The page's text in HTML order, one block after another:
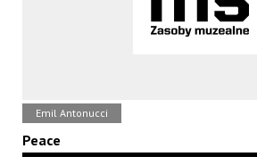
Emil Antonucci
Peace